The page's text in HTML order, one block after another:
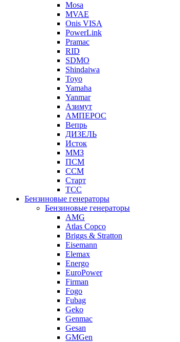
Mosa
MVAE
Onis VISA
PowerLink
Pramac
RID
SDMO
Shindaiwa
Toyo
Yamaha
Yanmar
Азимут
АМПЕРОС
Вепрь
ДИЗЕЛЬ
Исток
ММЗ
ПСМ
ССМ
Старт
ТСС
Бензиновые генераторы
Бензиновые генераторы
AMG
Atlas Copco
Briggs & Stratton
Eisemann
Elemax
Energo
EuroPower
Firman
Fogo
Fubag
Geko
Genmac
Gesan
GMGen